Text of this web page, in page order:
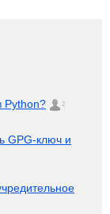
Python? 2
GPG-ключ и